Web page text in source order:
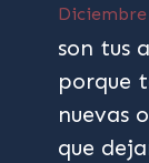
Diciembre
son tus
porque
nuevas
que